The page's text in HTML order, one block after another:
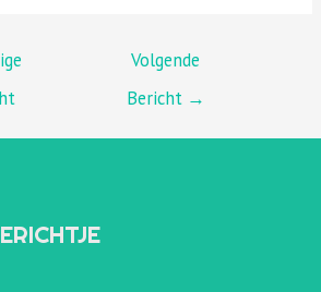
Volgende
Bericht →